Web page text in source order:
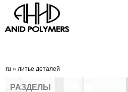
ru » литье деталей
РАЗДЕЛЫ